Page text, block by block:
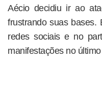
Aécio decidiu ir ao
frustrando suas bases.
redes sociais e no
manifestações no último